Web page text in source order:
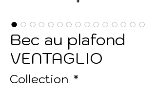
Bec au plafond
VENTAGLIO
Collection *